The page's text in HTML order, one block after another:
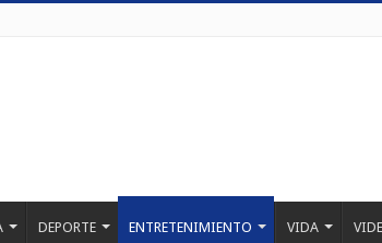
DEPORTE ENTRETENIMIENTO VIDA